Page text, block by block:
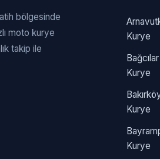
bölgesinde
moto kurye
takip ile
Kurye
Bağcılar
Kurye
Kurye
Kurye